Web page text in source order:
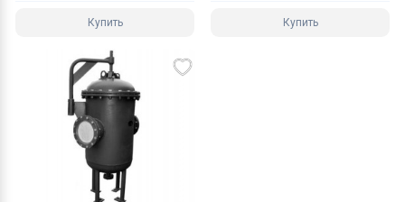
Купить Купить